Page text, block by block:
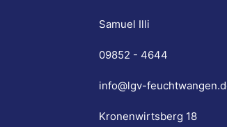
Samuel Illi
09852 - 4644
info@lgv-
Kronenwirtsberg 18